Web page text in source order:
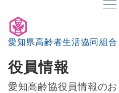
愛知県高齢者生活協同組合
役員情報
愛知高齢協役員情報のお